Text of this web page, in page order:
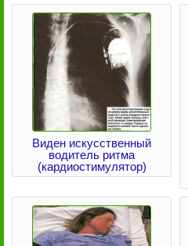
Виден искусственный
водитель ритма
(кардиостимулятор)